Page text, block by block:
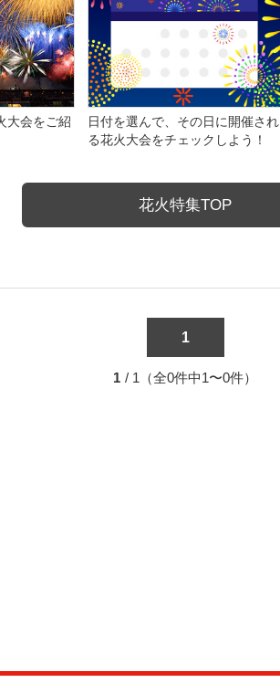
大会をご紹
日付を選んで、その日に開催され
る花火大会をチェックしよう！
花火特集TOP
1
1 / 1（全0件中1〜0件）